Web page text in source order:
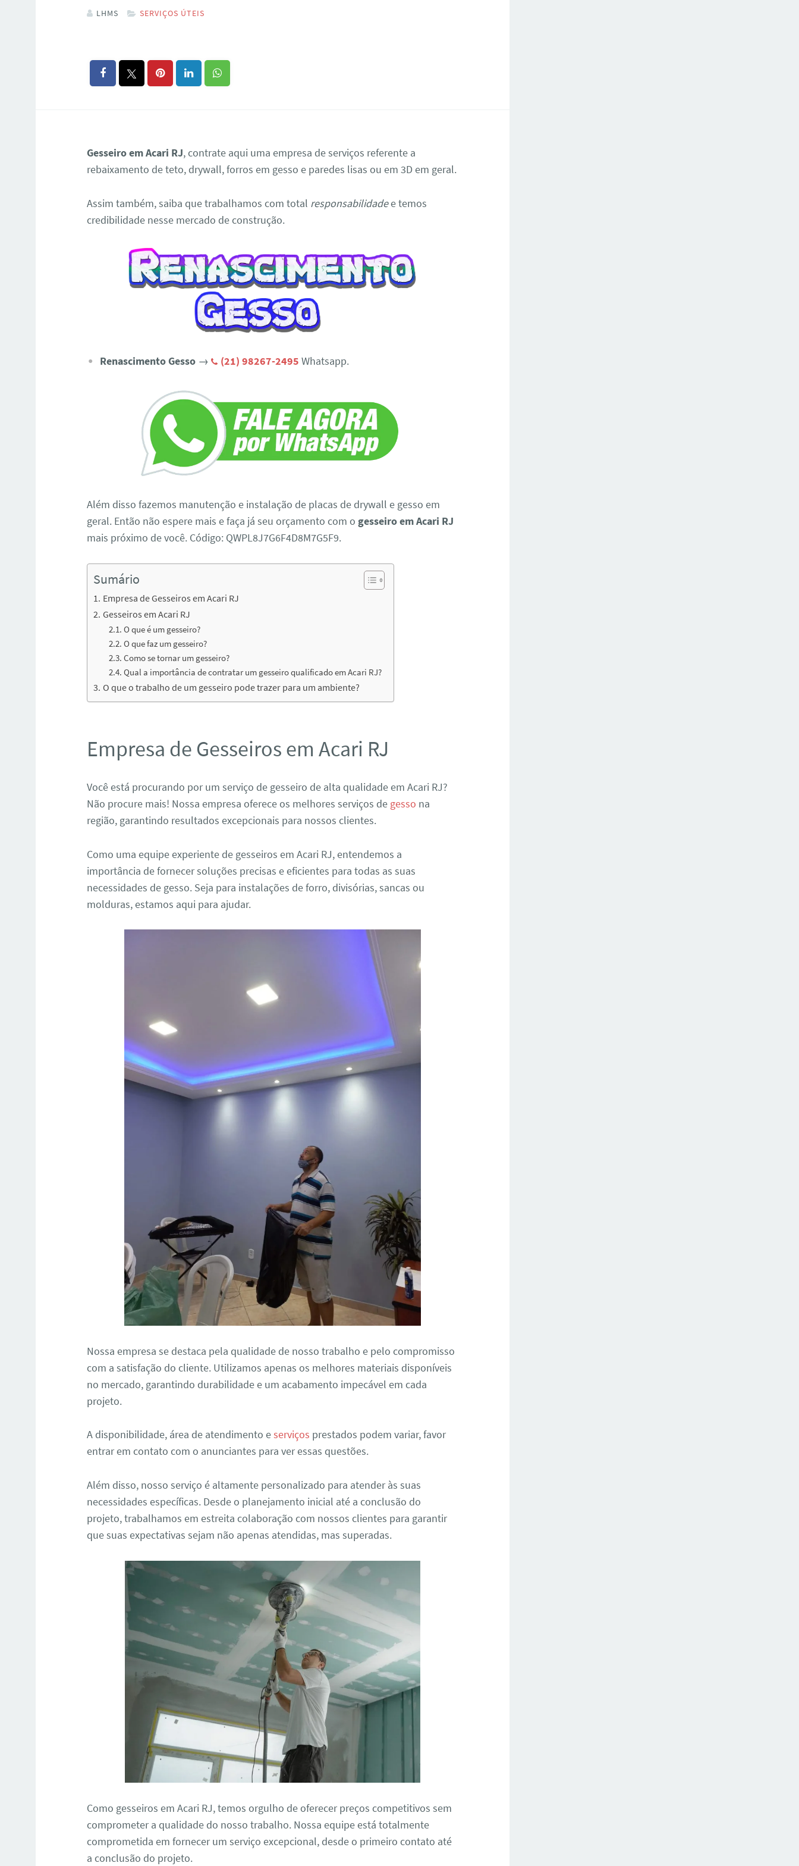
LHMS SERVIÇOS ÚTEIS
Gesseiro em Acari RJ, contrate aqui uma empresa de serviços referente a
rebaixamento de teto, drywall, forros em gesso e paredes lisas ou em 3D em geral.
Assim também, saiba que trabalhamos com total responsabilidadee temos
credibilidade nesse mercado de construção.
Renascimento Gesso→ (21) 98267-2495 Whatsapp.
Além disso fazemos manutenção e instalação de placas de drywall e gesso em
geral. Então não espere mais e faça já seu orçamento com o gesseiro em Acari RJ
mais próximo de você. Código: QWPL8J7G6F4D8M7G5F9.
Sumário
Empresa de Gesseiros em Acari RJ
Gesseiros em Acari RJ
O que é um gesseiro?
O que faz um gesseiro?
Como se tornar um gesseiro?
Qual a importância de contratar um gesseiro qualificado em Acari RJ?
O que o trabalho de um gesseiro pode trazer para um ambiente?
Empresa de Gesseiros em Acari RJ
Você está procurando por um serviço de gesseiro de alta qualidade em Acari RJ?
Não procure mais! Nossa empresa oferece os melhores serviços de gesso na
região, garantindo resultados excepcionais para nossos clientes.
Como uma equipe experiente de gesseiros em Acari RJ, entendemos a
importância de fornecer soluções precisas e eficientes para todas as suas
necessidades de gesso. Seja para instalações de forro, divisórias, sancas ou
molduras, estamos aqui para ajudar.
Nossa empresa se destaca pela qualidade de nosso trabalho e pelo compromisso
com a satisfação do cliente. Utilizamos apenas os melhores materiais disponíveis
no mercado, garantindo durabilidade e um acabamento impecável em cada
projeto.
A disponibilidade, área de atendimento eserviços prestados podem variar, favor
entrar em contato com o anunciantes para ver essas questões.
Além disso, nosso serviço é altamente personalizado para atender às suas
necessidades específicas. Desde o planejamento inicial até a conclusão do
projeto, trabalhamos em estreita colaboração com nossos clientes para garantir
que suas expectativas sejam não apenas atendidas, mas superadas.
Como gesseiros em Acari RJ, temos orgulho de oferecer preços competitivos sem
comprometer a qualidade do nosso trabalho. Nossa equipe está totalmente
comprometida em fornecer um serviço excepcional, desde o primeiro contato até
a conclusão do projeto.